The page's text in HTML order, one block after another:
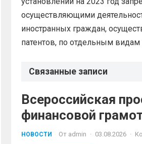
осуществляющими
иностранных граждан,
патентов, по отдельным
Связанные записи
Всероссийская
финансовой
НОВОСТИ От admin · 03.08.2026 ·